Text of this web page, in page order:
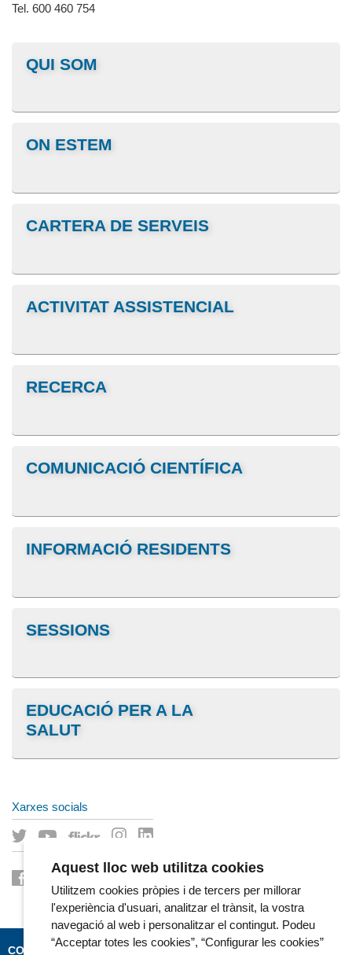
Tel. 600 460 754
QUI SOM
ON ESTEM
CARTERA DE SERVEIS
ACTIVITAT ASSISTENCIAL
RECERCA
COMUNICACIÓ CIENTÍFICA
INFORMACIÓ RESIDENTS
SESSIONS
EDUCACIÓ PER A LA
SALUT
Xarxes socials
CONTACTE
Aquest lloc web utilitza cookies
Utilitzem cookies pròpies i de tercers per millorar
l'experiència d'usuari, analitzar el trànsit, la vostra
navegació al web i personalitzar el contingut. Podeu
“Acceptar totes les cookies”, “Configurar les cookies”